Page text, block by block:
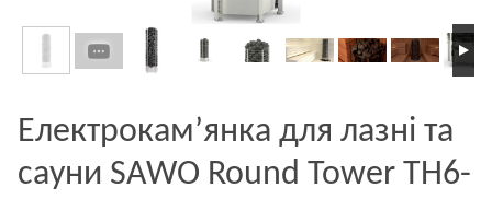
Електрокам’янка для лазні та
сауни SAWO Round Tower TH6-